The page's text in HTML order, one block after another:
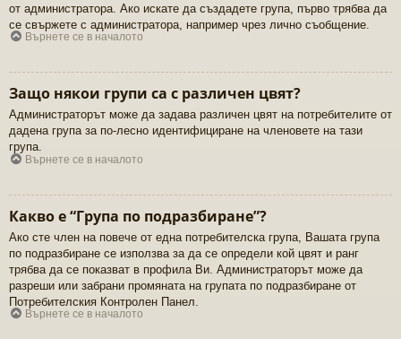
от администратора. Ако искате да създадете група, първо трябва да
се свържете с администратора, например чрез лично съобщение.
Върнете се в началото
Защо някои групи са с различен цвят?
Администраторът може да задава различен цвят на потребителите от
дадена група за по-лесно идентифициране на членовете на тази
група.
Върнете се в началото
Какво е “Група по подразбиране”?
Ако сте член на повече от една потребителска група, Вашата група
по подразбиране се използва за да се определи кой цвят и ранг
трябва да се показват в профила Ви. Администраторът може да
разреши или забрани промяната на групата по подразбиране от
Потребителския Контролен Панел.
Върнете се в началото